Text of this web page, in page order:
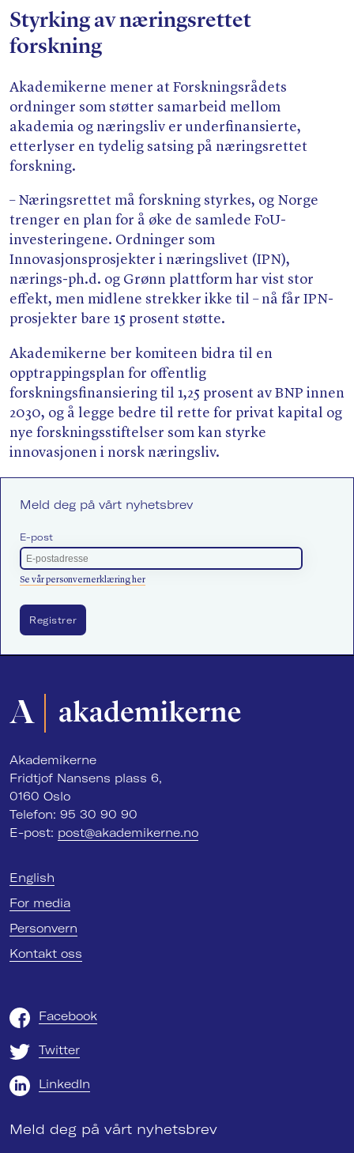
Styrking av næringsrettet
forskning
Akademikerne mener at Forskningsrådets
ordninger som støtter samarbeid mellom
akademia og næringsliv er underfinansierte,
etterlyser en tydelig satsing på næringsrettet
forskning.
– Næringsrettet må forskning styrkes, og Norge
trenger en plan for å øke de samlede FoU-
investeringene. Ordninger som
Innovasjonsprosjekter i næringslivet (IPN),
nærings-ph.d. og Grønn plattform har vist stor
effekt, men midlene strekker ikke til – nå får IPN-
prosjekter bare 15 prosent støtte.
Akademikerne ber komiteen bidra til en
opptrappingsplan for offentlig
forskningsfinansiering til 1,25 prosent av BNP innen
2030, og å legge bedre til rette for privat kapital og
nye forskningsstiftelser som kan styrke
innovasjonen i norsk næringsliv.
Meld deg på vårt nyhetsbrev
E-post
Se vår personvernerklæring her
Akademikerne
Fridtjof Nansens plass 6,
0160 Oslo
Telefon: 95 30 90 90
E-post: post@akademikerne.no
English
For media
Personvern
Kontakt oss
Facebook
Twitter
LinkedIn
Meld deg på vårt nyhetsbrev